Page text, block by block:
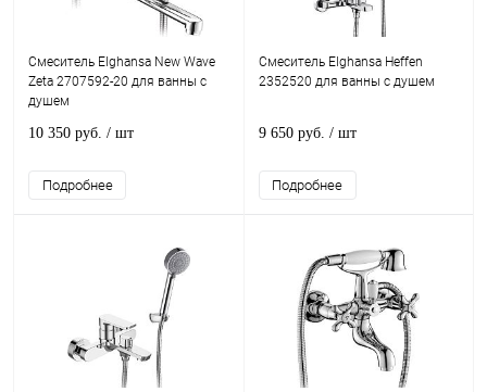
Смеситель Elghansa New Wave
Zeta 2707592-20 для ванны с
душем
10 350 руб. / шт
Подробнее
Смеситель Elghansa Heffen
2352520 для ванны с душем
9 650 руб. / шт
Подробнее